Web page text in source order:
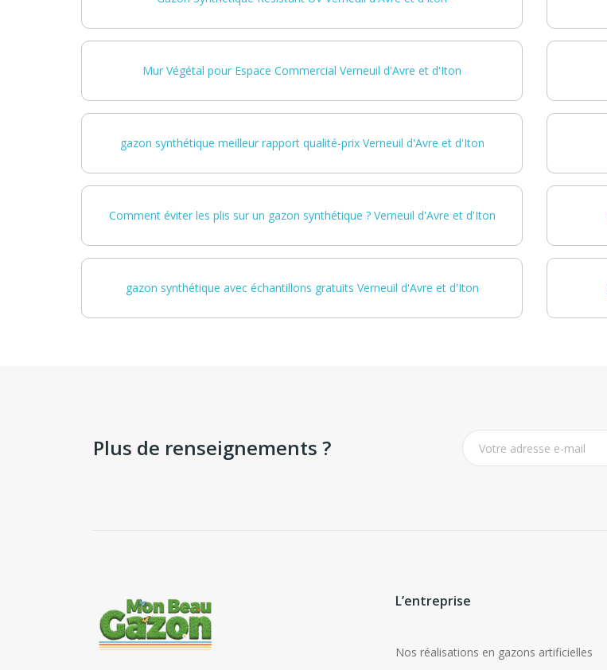
Mur Végétal pour Espace Commercial Verneuil d'Avre et d'Iton
gazon synthétique meilleur rapport qualité-prix Verneuil d'Avre et d'Iton
Comment éviter les plis sur un gazon synthétique ? Verneuil d'Avre et d'Iton
gazon synthétique avec échantillons gratuits Verneuil d'Avre et d'Iton
Plus de renseignements ?
L’entreprise
Nos réalisations en gazons artificielles